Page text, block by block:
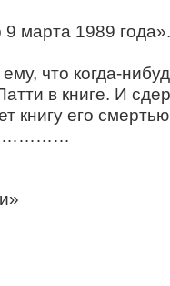
марта 1989 года».
что когда-
в книге. И
книгу его